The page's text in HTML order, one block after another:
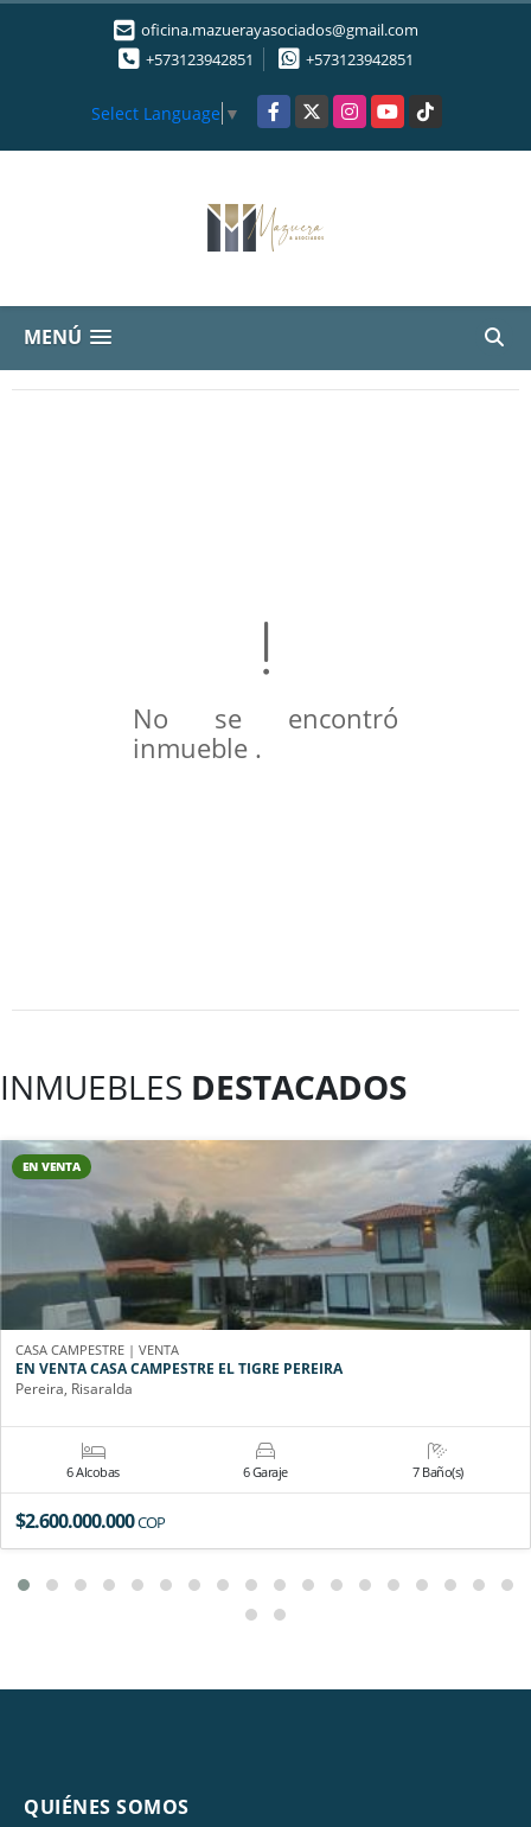
oficina.mazuerayasociados@gmail.com
+573123942851
+573123942851
Select Language ▼ Facebook
X InstagramYouTubeTikTok
MENÚ
No se encontró
inmueble .
INMUEBLES DESTACADOS
EN VENTA
CASA CAMPESTRE | VENTA
EN VENTA CASA CAMPESTRE EL TIGRE PEREIRA
Pereira, Risaralda
6 Alcobas 6 Garaje 7 Baño(s)
$2.600.000.000COP
QUIÉNES SOMOS